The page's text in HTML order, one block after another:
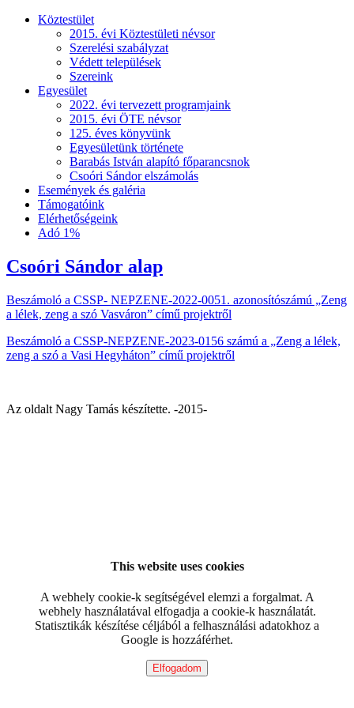
Köztestület
2015. évi Köztestületi névsor
Szerelési szabályzat
Védett települések
Szereink
Egyesület
2022. évi tervezett programjaink
2015. évi ÖTE névsor
125. éves könyvünk
Egyesületünk története
Barabás István alapító főparancsnok
Csoóri Sándor elszámolás
Események és galéria
Támogatóink
Elérhetőségeink
Adó 1%
Csoóri Sándor alap
Beszámoló a CSSP- NEPZENE-2022-0051. azonosítószámú „Zeng
a lélek, zeng a szó Vasváron” című projektről
Beszámoló a CSSP-NEPZENE-2023-0156 számú a „Zeng a lélek,
zeng a szó a Vasi Hegyháton” című projektről
Az oldalt Nagy Tamás készítette. -2015-
This website uses cookies
A webhely cookie-k segítségével elemzi a forgalmat. A
webhely használatával elfogadja a cookie-k használatát.
Statisztikák készítése céljából a felhasználási adatokhoz a
Google is hozzáférhet.
Elfogadom